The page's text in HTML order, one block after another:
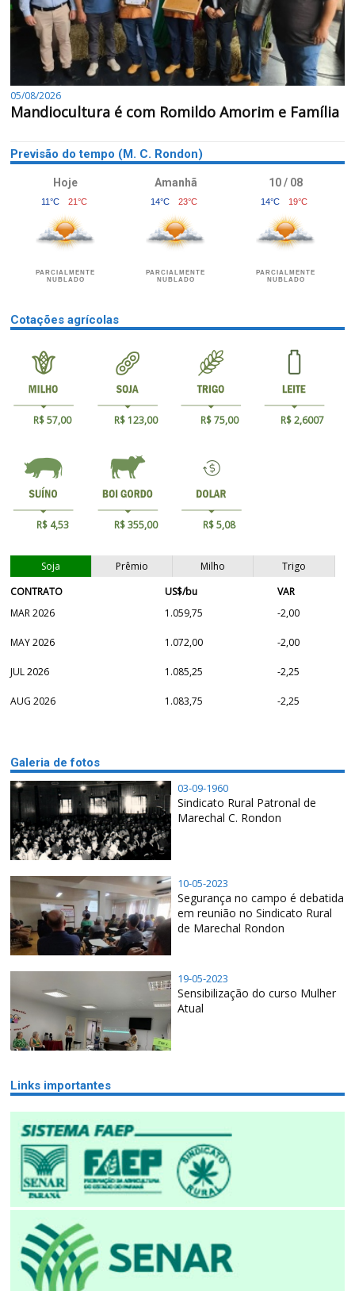
05/08/2026
Mandiocultura é com Romildo Amorim e Família
Previsão do tempo (M. C. Rondon)
Hoje
11°C 21°C
PARCIALMENTE
NUBLADO
Amanhã
14°C 23°C
PARCIALMENTE
NUBLADO
10 / 08
14°C 19°C
PARCIALMENTE
NUBLADO
Cotações agrícolas
R$ 57,00 R$ 123,00 R$ 75,00 R$ 2,6007
R$ 4,53 R$ 355,00 R$ 5,08
Soja Prêmio Milho
Trigo
CONTRATO
US$/bu
VAR
MAR 2026
1.059,75 -2,00
MAY 2026 1.072,00 -2,00
JUL 2026 1.085,25 -2,25
AUG 2026 1.083,75 -2,25
Galeria de fotos
03-09-1960
Sindicato Rural Patronal de
Marechal C. Rondon
10-05-2023
Segurança no campo é debatida
em reunião no Sindicato Rural
de Marechal Rondon
19-05-2023
Sensibilização do curso Mulher
Atual
Links importantes